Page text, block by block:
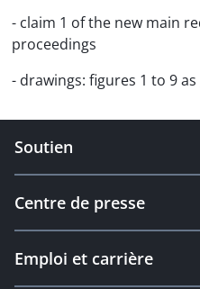
- claim 1 of the new main
proceedings
- drawings: figures 1 to 9
Soutien
Centre de presse
Emploi et carrière